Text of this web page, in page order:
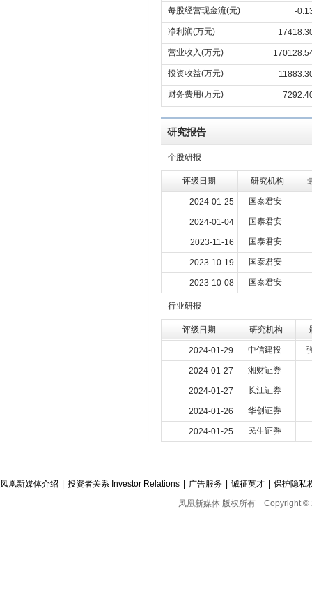
每股经营现金流(元) -
净利润(万元)
营业收入(万元)
投资收益(万元)
财务费用(万元)
研究报告
个股研报
评级日期 研究机构
2024-01-25 国泰君安
2024-01-04 国泰君安
2023-11-16 国泰君安
2023-10-19 国泰君安
2023-10-08 国泰君安
行业研报
评级日期 研究机构
2024-01-29 中信建投
2024-01-27 湘财证券
2024-01-27 长江证券
2024-01-26 华创证券
2024-01-25 民生证券
凤凰新媒体介绍 投资者关系 Investor Relations 广告服务 诚征英才
保护隐私
凤凰新媒体 版权所有 Copyright ©